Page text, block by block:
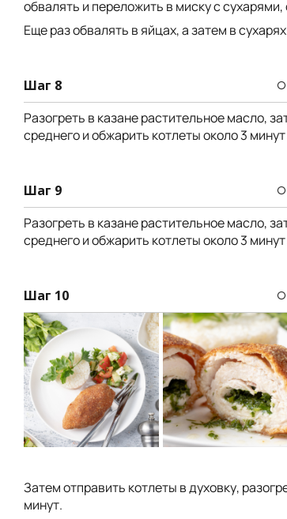
обвалять и переложить в миску с сухарями,
Еще раз обвалять в яйцах, а затем в
Шаг 8
Разогреть в казане растительное масло,
среднего и обжарить котлеты около 3
Шаг 9
Разогреть в казане растительное масло,
среднего и обжарить котлеты около 3
Шаг 10
Затем отправить котлеты в духовку,
минут.